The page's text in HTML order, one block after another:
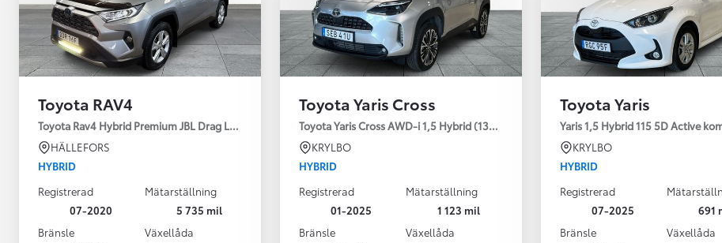
Toyota RAV4
Toyota Rav4 Hybrid Premium JBL Drag Led ramp Vhjul motorv
HÄLLEFORS
HYBRID
Registrerad
07-2020
Mätarställning
5 735 mil
Bränsle
Växellåda
Toyota Yaris Cross
Toyota Yaris Cross AWD-i 1,5 Hybrid (130HK) Style V-hjul
KRYLBO
HYBRID
Registrerad
01-2025
Mätarställning
1 123 mil
Bränsle
Växellåda
Toyota Yaris
Yaris 1,5 Hybrid 115 5D Active
KRYLBO
HYBRID
Registrerad
07-2025
691
Bränsle
Växellåda